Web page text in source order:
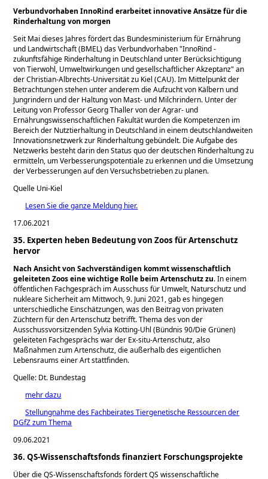
Verbundvorhaben InnoRind erarbeitet innovative Ansätze für die
Rinderhaltung von morgen
Seit Mai dieses Jahres fördert das Bundesministerium für Ernährung
und Landwirtschaft (BMEL) das Verbundvorhaben InnoRind -
zukunftsfähige Rinderhaltung in Deutschland unter Berücksichtigung
von Tierwohl, Umweltwirkungen und gesellschaftlicher Akzeptanz an
der Christian-Albrechts-Universität zu Kiel (CAU). Im Mittelpunkt der
Betrachtungen stehen unter anderem die Aufzucht von Kälbern und
Jungrindern und der Haltung von Mast- und Milchrindern. Unter der
Leitung von Professor Georg Thaller von der Agrar- und
Ernährungswissenschaftlichen Fakultät wurden die Kompetenzen im
Bereich der Nutztierhaltung in Deutschland in einem deutschlandweiten
Innovationsnetzwerk zur Rinderhaltung gebündelt. Die Aufgabe des
Netzwerks besteht darin den Status quo der deutschen Rinderhaltung zu
ermitteln, um Verbesserungspotentiale zu erkennen und die Umsetzung
der Verbesserungen auf den Versuchsbetrieben zu planen.
Quelle Uni-Kiel
Lesen Sie die ganze Meldung hier.
17.06.2021
35. Experten heben Bedeutung von Zoos für Artenschutz
hervor
Nach Ansicht von Sachverständigen kommt wissenschaftlich
geleiteten Zoos eine wichtige Rolle beim Artenschutz zu. In einem
öffentlichen Fachgespräch im Ausschuss für Umwelt, Naturschutz und
nukleare Sicherheit am Mittwoch, 9. Juni 2021, gab es hingegen
unterschiedliche Einschätzungen, was den Beitrag von privaten
Züchtern für den Artenschutz betrifft. Thema des von der
Ausschussvorsitzenden Sylvia Kotting-Uhl (Bündnis 90/Die Grünen)
geleiteten Fachgesprächs war der Ex-situ-Artenschutz, also
Maßnahmen zum Artenschutz, die außerhalb des eigentlichen
Lebensraums einer Art stattfinden.
Quelle: Dt. Bundestag
mehr dazu
Stellungnahme des Fachbeirates Tiergenetische Ressourcen der
DGfZ zum Thema
09.06.2021
36. QS-Wissenschaftsfonds finanziert Forschungsprojekte
Über die QS-Wissenschaftsfonds fördert QS wissenschaftliche